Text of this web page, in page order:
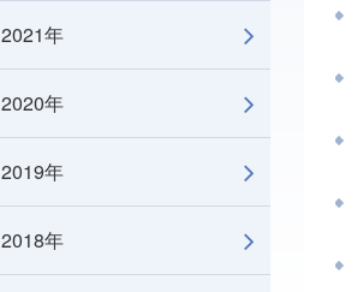
2021年
2020年
2019年
2018年